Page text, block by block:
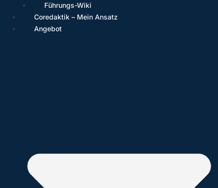
Führungs-Wiki
Coredaktik – Mein Ansatz
Angebot